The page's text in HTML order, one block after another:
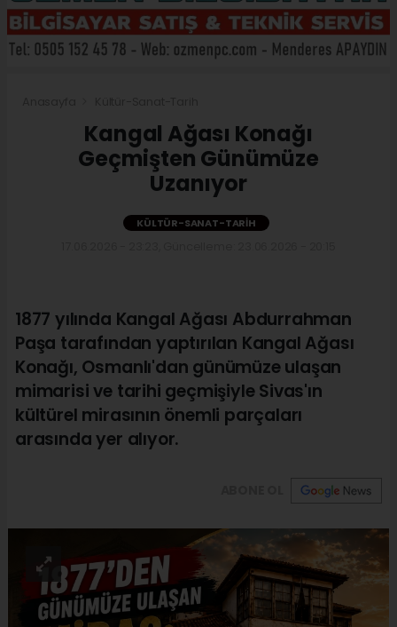
Kangal Ağası Konağı
Geçmişten Günümüze
Uzanıyor
KÜLTÜR-SANAT-TARIH
1877 yılında Kangal Ağası Abdurrahman
Paşa tarafından yaptırılan Kangal Ağası
Konağı, Osmanlı'dan günümüze ulaşan
mimarisi ve tarihi geçmişiyle Sivas'ın
kültürel mirasının önemli parçaları
arasında yer alıyor.